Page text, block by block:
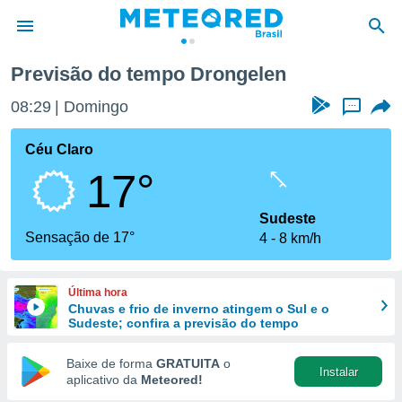
da
fornecidas
a este
das
e
forma
digital
Previsão do tempo Drongelen
08:29 Domingo ...
Céu Claro
17°
Sensação de 17°
Sudeste
4
8 km/h
Última hora
Chuvas e frio de inverno atingem o Sul e o
Sudeste; confira a previsão do tempo
Baixe de forma GRATUITA o
aplicativo da Meteored!
Instalar